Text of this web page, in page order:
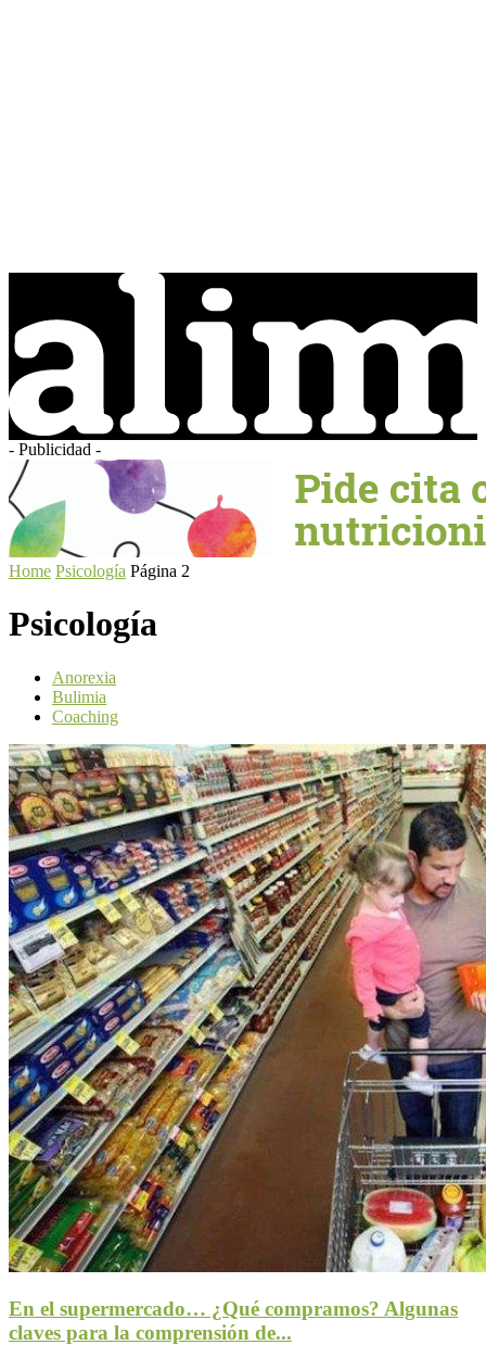
- Publicidad -
Home Psicología Página 2
Psicología
Anorexia
Bulimia
Coaching
En el supermercado… ¿Qué compramos? Algunas
claves para la comprensión de...